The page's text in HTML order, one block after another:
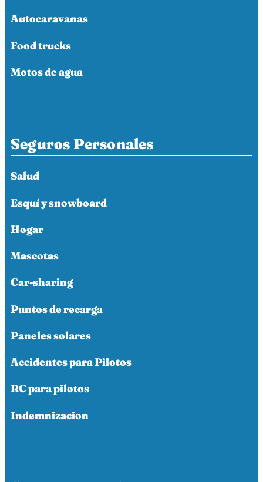
Autocaravanas
Food trucks
Motos de agua
Seguros Personales
Salud
Esquí y snowboard
Hogar
Mascotas
Car-sharing
Puntos de recarga
Paneles solares
Accidentes para Pilotos
RC para pilotos
Indemnizacion